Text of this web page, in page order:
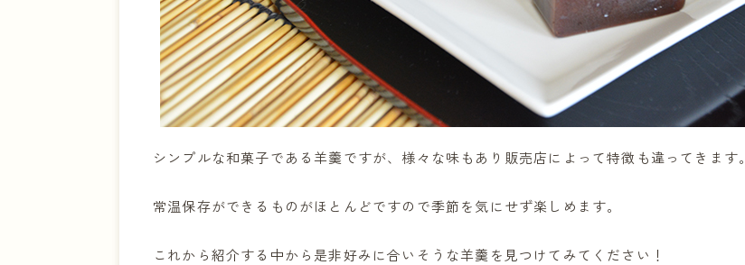
14 井村屋 チョコえいようかん
15 天然生活 ひとくちミニ水ようかん
16 たねや 本生羊羹 【3個入】
17 森乃家 いちごようかん
18 Wagashi asobi ドライフルーツの羊羹
21 回進堂 岩谷堂羊羹 くり金印 極
23 つちや 柿羊羹
シンプルな和菓子である羊羹ですが、様々な味もあり販売店によって特徴も違ってきます。
常温保存ができるものがほとんどですので季節を気にせず楽しめます。
これから紹介する中から是非好みに合いそうな羊羹を見つけてみてください！